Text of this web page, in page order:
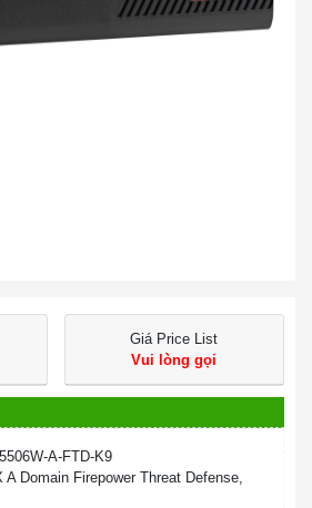
Giá Price List
Vui lòng gọi
A-FTD-K9
A Domain Firepower Threat Defense,